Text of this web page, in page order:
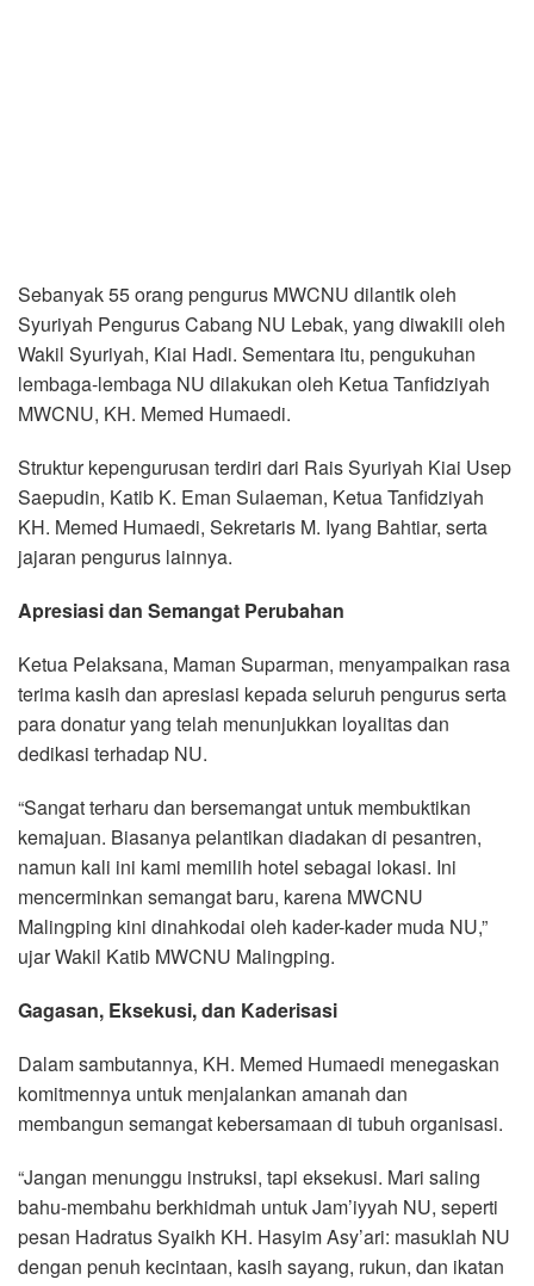
Sebanyak 55 orang pengurus MWCNU dilantik oleh
Syuriyah Pengurus Cabang NU Lebak, yang diwakili oleh
Wakil Syuriyah, Kiai Hadi. Sementara itu, pengukuhan
lembaga-lembaga NU dilakukan oleh Ketua Tanfidziyah
MWCNU, KH. Memed Humaedi.
Struktur kepengurusan terdiri dari Rais Syuriyah Kiai Usep
Saepudin, Katib K. Eman Sulaeman, Ketua Tanfidziyah
KH. Memed Humaedi, Sekretaris M. Iyang Bahtiar, serta
jajaran pengurus lainnya.
Apresiasi dan Semangat Perubahan
Ketua Pelaksana, Maman Suparman, menyampaikan rasa
terima kasih dan apresiasi kepada seluruh pengurus serta
para donatur yang telah menunjukkan loyalitas dan
dedikasi terhadap NU.
“Sangat terharu dan bersemangat untuk membuktikan
kemajuan. Biasanya pelantikan diadakan di pesantren,
namun kali ini kami memilih hotel sebagai lokasi. Ini
mencerminkan semangat baru, karena MWCNU
Malingping kini dinahkodai oleh kader-kader muda NU,”
ujar Wakil Katib MWCNU Malingping.
Gagasan, Eksekusi, dan Kaderisasi
Dalam sambutannya, KH. Memed Humaedi menegaskan
komitmennya untuk menjalankan amanah dan
membangun semangat kebersamaan di tubuh organisasi.
“Jangan menunggu instruksi, tapi eksekusi. Mari saling
bahu-membahu berkhidmah untuk Jam’iyyah NU, seperti
pesan Hadratus Syaikh KH. Hasyim Asy’ari: masuklah NU
dengan penuh kecintaan, kasih sayang, rukun, dan ikatan